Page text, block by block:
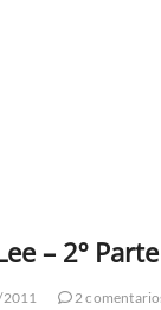
– 2º Parte
2